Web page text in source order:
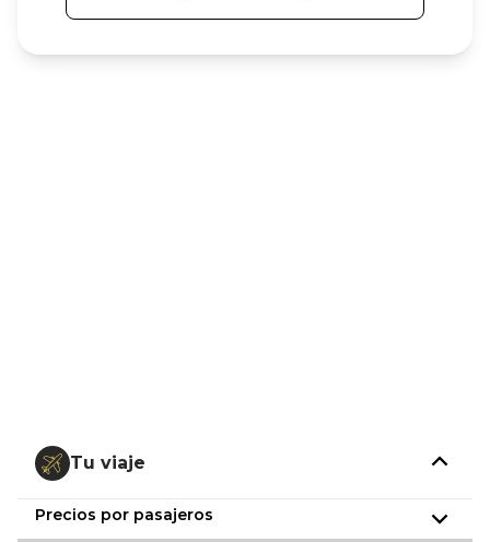
Tu viaje
Precios por pasajeros